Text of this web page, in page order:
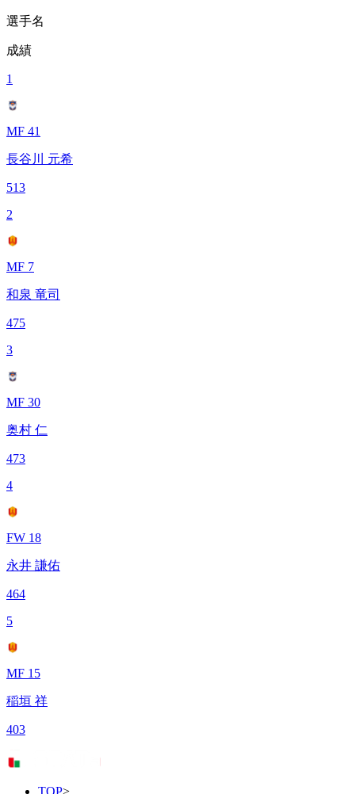
選手名
成績
1
MF 41
長谷川 元希
513
2
MF 7
和泉 竜司
475
3
MF 30
奥村 仁
473
4
FW 18
永井 謙佑
464
5
MF 15
稲垣 祥
403